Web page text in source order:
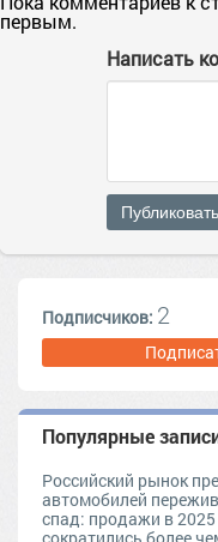
первым.
Написать
Публиковать
Подписчиков: 2
Популярные
Российский рынок
автомобилей
спад: продажи в 2025